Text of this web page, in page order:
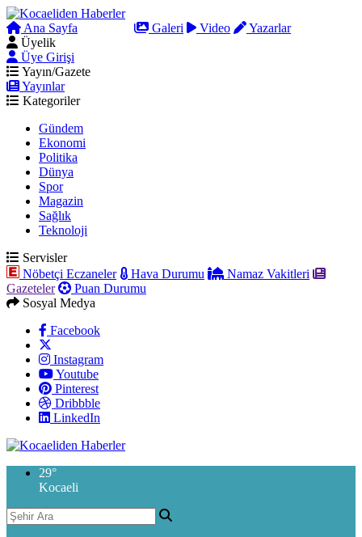
Ana Sayfa Galeri Video
Yazarlar
Üyelik
Üye Girişi
Yayın/Gazete
Yayınlar
Kategoriler
Gündem
Ekonomi
Politika
Dünya
Spor
Magazin
Sağlık
Teknoloji
Servisler
Nöbetçi Eczaneler
Hava Durumu
Namaz Vakitleri
Gazeteler
Puan Durumu
Sosyal Medya
Facebook
Instagram
Youtube
Pinterest
Dribbble
LinkedIn
29°
Kocaeli